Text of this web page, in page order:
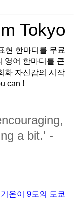
Tokyo
현 한마디를 무료
영어 한마디를 큰
화 자신감의 시작
can !
a bit.' -
온이
9도의 도쿄